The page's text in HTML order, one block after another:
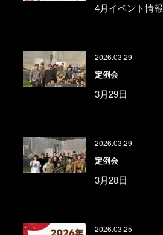
4月イベント情報
2026.03.29
定例会
3月29日
2026.03.29
定例会
3月28日
2026.03.25